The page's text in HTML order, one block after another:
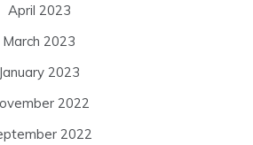
April 2023
March 2023
January 2023
2022
2022